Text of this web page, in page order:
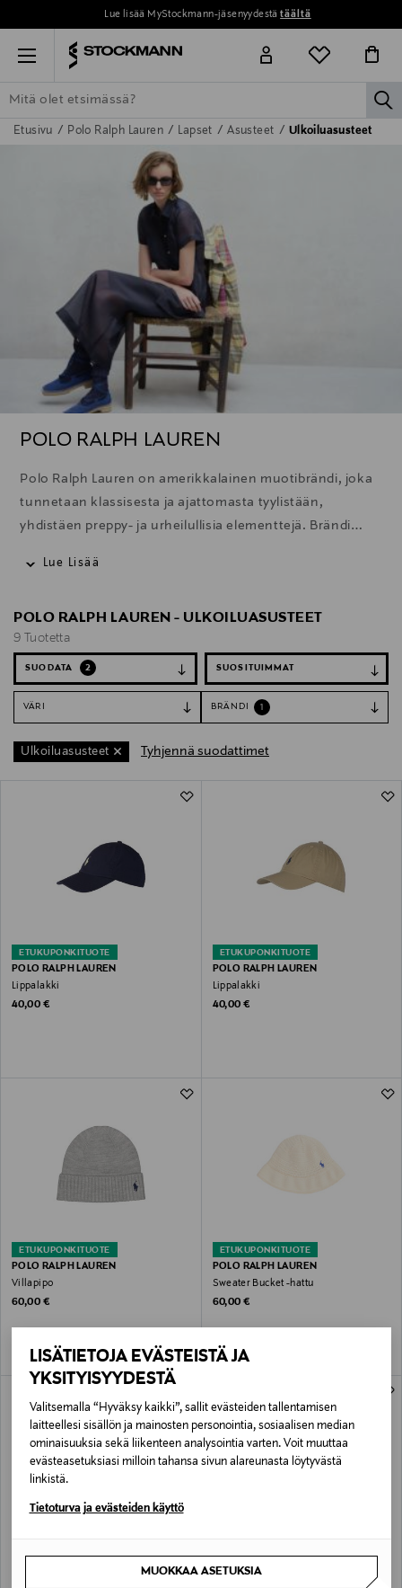
LISÄTIETOJA EVÄSTEISTÄ JA
YKSITYISYYDESTÄ
Valitsemalla “Hyväksy kaikki”, sallit evästeiden tallentamisen
laitteellesi sisällön ja mainosten personointia, sosiaalisen median
ominaisuuksia sekä liikenteen analysointia varten. Voit muuttaa
evästeasetuksiasi milloin tahansa sivun alareunasta löytyvästä
linkistä.
Tietoturva ja evästeiden käyttö
MUOKKAA ASETUKSIA
Lue lisää MyStockmann-jäsenyydestätäältä
Menu
ETSI KAIKKI NAISET MIEHET LAPSET KOTI
Etusivu Polo Ralph Lauren Lapset Asusteet Ulkoiluasusteet
POLO RALPH LAUREN
Polo Ralph Lauren on amerikkalainen muotibrändi, joka
tunnetaan klassisesta ja ajattomasta tyylistään,
yhdistäen preppy- ja urheilullisia elementtejä. Brändi
Lue Lisää
POLO RALPH LAUREN - ULKOILUASUSTEET
9 Tuotetta
SUODATA 2
VÄRI BRÄNDI 1
Ulkoiluasusteet Tyhjennä suodattimet
ETUKUPONKITUOTE
POLO RALPH LAUREN
Lippalakki
Original Price
40,00 €
ETUKUPONKITUOTE
POLO RALPH LAUREN
Lippalakki
Original Price
40,00 €
ETUKUPONKITUOTE
POLO RALPH LAUREN
Villapipo
Original Price
60,00 €
ETUKUPONKITUOTE
POLO RALPH LAUREN
Sweater Bucket -hattu
Original Price
60,00 €